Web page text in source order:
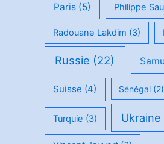
Paris(5) Philippe
Radouane Lakdim (3)
Russie (22)
Suisse (4) Sénégal (2)
Turquie (3) Ukraine